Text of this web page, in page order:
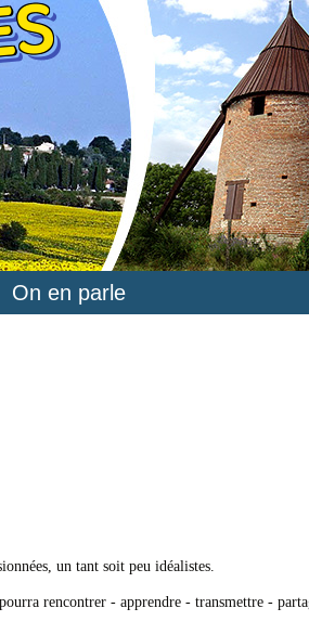
On en parle
un tant soit peu idéalistes.
rencontrer - apprendre - transmettre -